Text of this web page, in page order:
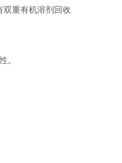
双重有机溶剂回收
。